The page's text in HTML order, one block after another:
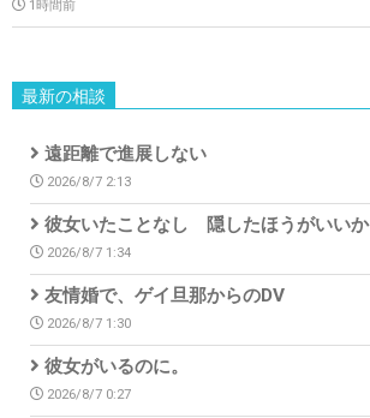
1時間前
最新の相談
遠距離で進展しない
2026/8/7 2:13
彼女いたことなし 隠したほうがいいか
2026/8/7 1:34
友情婚で、ゲイ旦那からのDV
2026/8/7 1:30
彼女がいるのに。
2026/8/7 0:27